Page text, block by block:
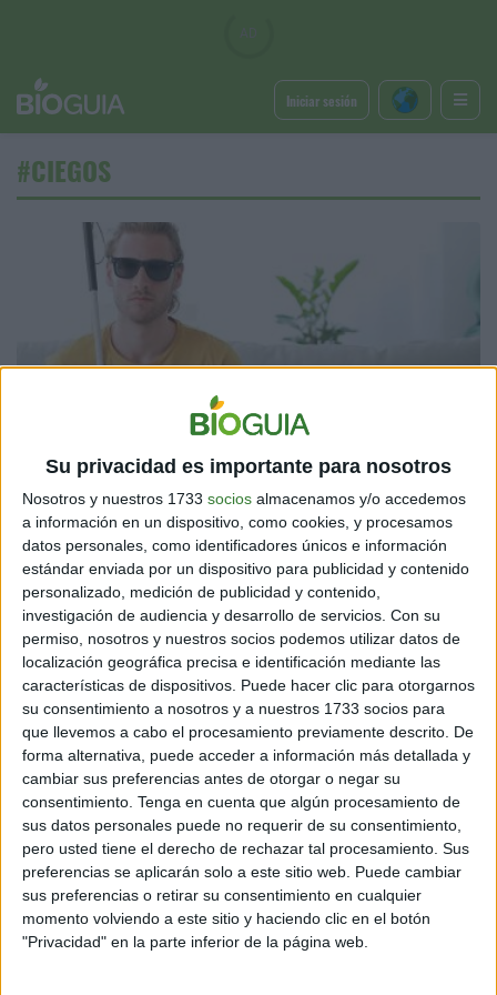
Su privacidad es importante para nosotros
Nosotros y nuestros 1733 socios almacenamos y/o accedemos
a información en un dispositivo, como cookies, y procesamos
datos personales, como identificadores únicos e información
estándar enviada por un dispositivo para publicidad y contenido
personalizado, medición de publicidad y contenido,
investigación de audiencia y desarrollo de servicios. Con su
permiso, nosotros y nuestros socios podemos utilizar datos de
localización geográfica precisa e identificación mediante las
características de dispositivos. Puede hacer clic para otorgarnos
su consentimiento a nosotros y a nuestros 1733 socios para
que llevemos a cabo el procesamiento previamente descrito. De
forma alternativa, puede acceder a información más detallada y
cambiar sus preferencias antes de otorgar o negar su
consentimiento. Tenga en cuenta que algún procesamiento de
sus datos personales puede no requerir de su consentimiento,
pero usted tiene el derecho de rechazar tal procesamiento. Sus
preferencias se aplicarán solo a este sitio web. Puede cambiar
sus preferencias o retirar su consentimiento en cualquier
momento volviendo a este sitio y haciendo clic en el botón
"Privacidad" en la parte inferior de la página web.
Iniciar sesión
#CIEGOS
¿Cómo son los sueños de las personas no videntes?
Sentir es más que ver
3 min| 21/06/2022
Los sueños tienden a ser muy visuales. Las personas ven imágenes,
las cuales conforman escenario onírico. Sin embargo, las personas
invidentes no tienen la cualidad de guardar imágenes visuales en su
mente.
Inspirando el cambio
Contacto
Acerca de nosotros
Suscribete gratis a nuestro Newsletter